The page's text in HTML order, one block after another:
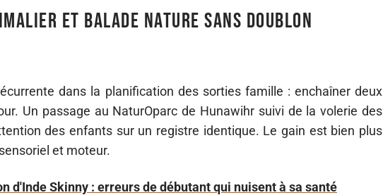
et balade nature sans doublon
dans la planification des sorties famille : enchaîner deux
Un passage au NaturOparc de Hunawihr suivi de la volerie des
des enfants sur un registre identique. Le gain est bien plus
et moteur.
d'Inde Skinny : erreurs de débutant qui nuisent à sa santé